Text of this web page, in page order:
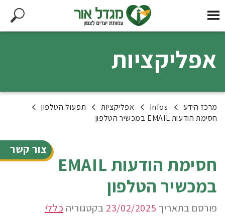
צור קשר
אפליקציות
מרכז הידע Infos אפליקציות
תפעול הטלפון
חסימת הודעות EMAIL במכשיר הטלפון
חסימת הודעות EMAIL
במכשיר הטלפון
פורסם בתאריך 23/02/2025 בקטגוריה כללי